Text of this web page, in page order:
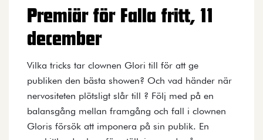
Premiär för Falla fritt, 11
december
Vilka tricks tar clownen Glori till för att ge
publiken den bästa showen? Och vad händer när
nervositeten plötsligt slår till ? Följ med på en
balansgång mellan framgång och fall i clownen
Gloris försök att imponera på sin publik. En